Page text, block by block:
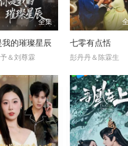
全集
我的璀璨星辰
＆刘尊霖
七零有点恬
彭丹丹＆陈霖生